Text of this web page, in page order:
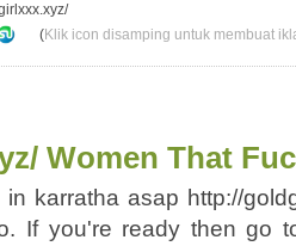
(Klik icon disamping untuk membuat
Women That
in karratha asap http://
If you're ready then go